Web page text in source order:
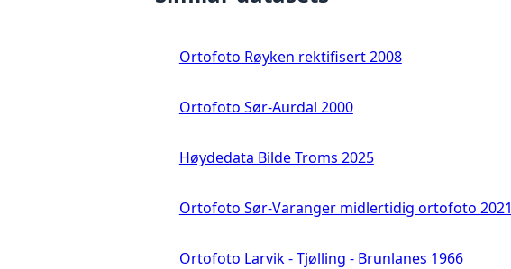
Ortofoto Røyken rektifisert 2008
Ortofoto Sør-Aurdal 2000
Høydedata Bilde Troms 2025
Ortofoto Sør-Varanger midlertidig ortofoto 2021
Ortofoto Larvik - Tjølling - Brunlanes 1966